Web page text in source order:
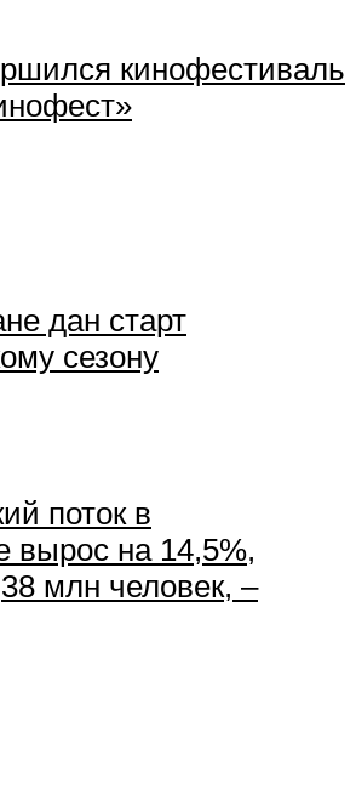
кинофестиваль
дан старт
сезону
поток в
вырос на 14,5%,
млн человек, –